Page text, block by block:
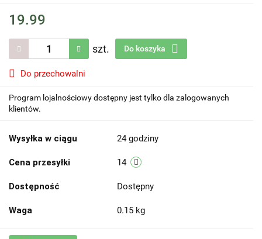
19.99
szt. Do koszyka
Do przechowalni
Program lojalnościowy dostępny jest tylko dla zalogowanych
klientów.
Wysyłka w ciągu 24 godziny
Cena przesyłki 14
Dostępność Dostępny
Waga 0.15 kg